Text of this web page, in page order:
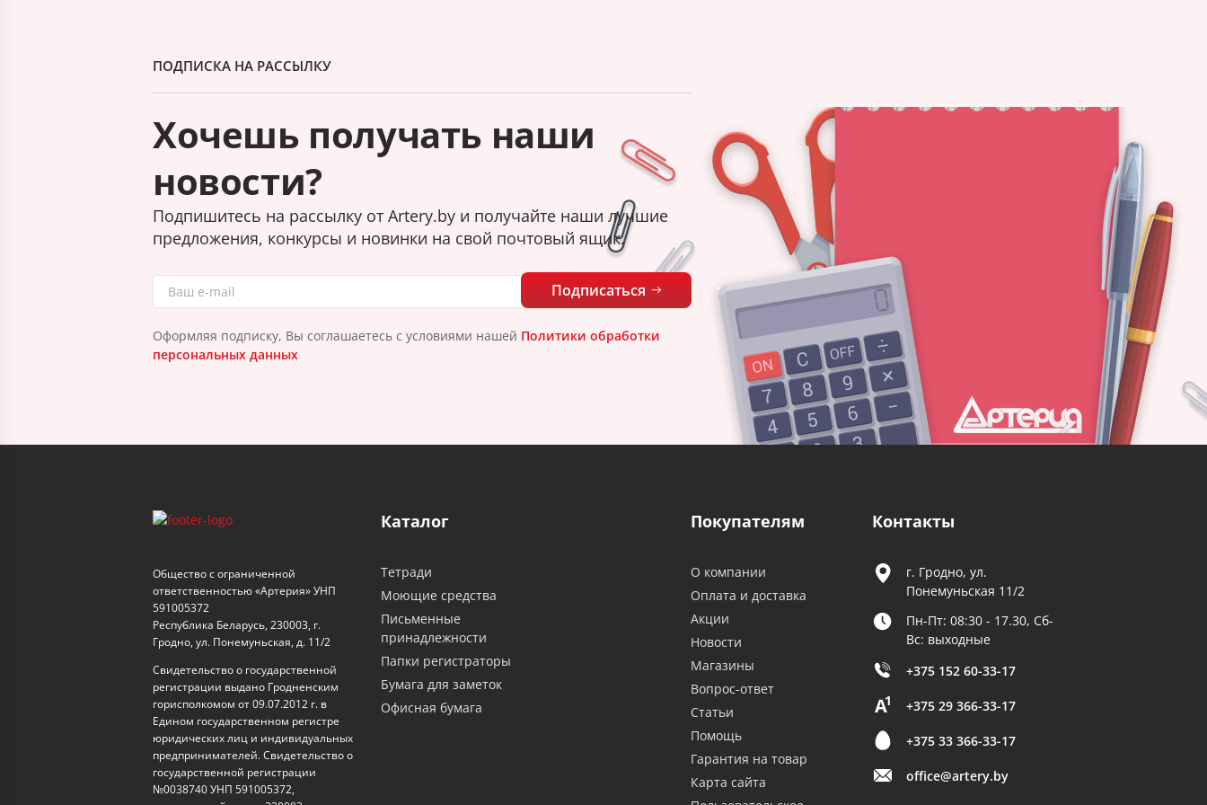
ПОДПИСКА НА РАССЫЛКУ
Хочешь получать наши
новости?
Подпишитесь на рассылку от Artery.by и получайте наши лучшие
предложения, конкурсы и новинки на свой почтовый ящик.
Подписаться
Оформляя подписку, Вы соглашаетесь с условиями нашей Политики обработки
персональных данных
Общество с ограниченной
ответственностью «Артерия» УНП
591005372
Республика Беларусь, 230003, г.
Гродно, ул. Понемуньская, д. 11/2
Свидетельство о государственной
регистрации выдано Гродненским
горисполкомом от 09.07.2012 г. в
Едином государственном регистре
юридических лиц и индивидуальных
предпринимателей. Свидетельство о
государственной регистрации
№0038740 УНП 591005372,
Каталог
Тетради
Моющие средства
Письменные
принадлежности
Папки регистраторы
Бумага для заметок
Офисная бумага
Покупателям
О компании
Оплата и доставка
Акции
Новости
Магазины
Вопрос-ответ
Статьи
Помощь
Гарантия на товар
Карта сайта
Контакты
г. Гродно, ул.
Понемуньская 11/2
Пн-Пт: 08:30 - 17.30, Сб-
Вс: выходные
+375 152 60-33-17
+375 29 366-33-17
+375 33 366-33-17
office@artery.by